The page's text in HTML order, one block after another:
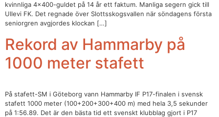
kvinnliga 4×400-guldet på 14 år ett faktum. Manliga segern gick till
Ullevi FK. Det regnade över Slottsskogsvallen när söndagens första
seniorgren avgjordes klockan […]
Rekord av Hammarby på
1000 meter stafett
På stafett-SM i Göteborg vann Hammarby IF P17-finalen i svensk
stafett 1000 meter (100+200+300+400 m) med hela 3,5 sekunder
på 1:56.89. Det är den bästa tid ett svenskt klubblag gjort i P17